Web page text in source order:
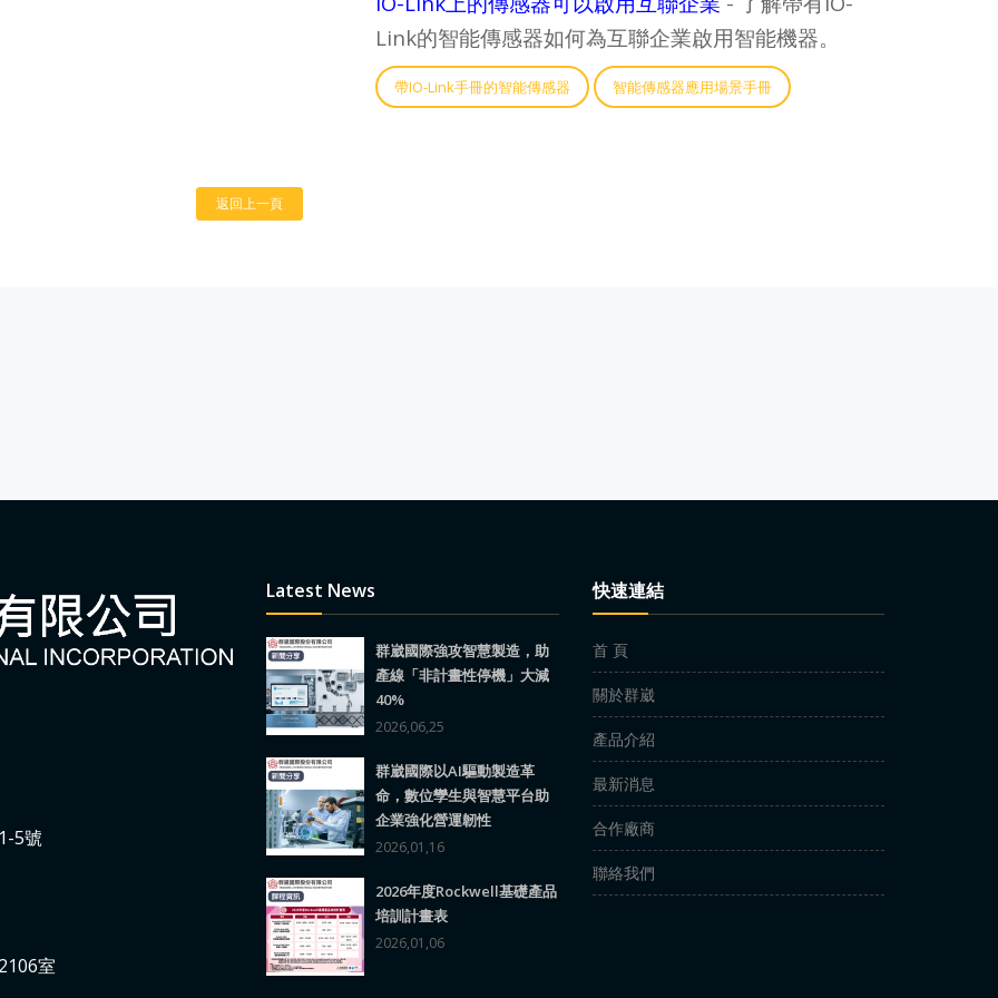
Link的智能傳感器如何為互聯企業啟用智能機器。
帶IO-Link手冊的智能傳感器 智能傳感器應用場景手冊
返回上一頁
5號
室
Latest News
群崴國際強攻智慧製造，助
產線「非計畫性停機」大減
40%
2026,06,25
群崴國際以AI驅動製造革
命，數位孿生與智慧平台助
企業強化營運韌性
2026,01,16
2026年度Rockwell基礎產品
培訓計畫表
2026,01,06
快速連結
首 頁
關於群崴
產品介紹
最新消息
合作廠商
聯絡我們